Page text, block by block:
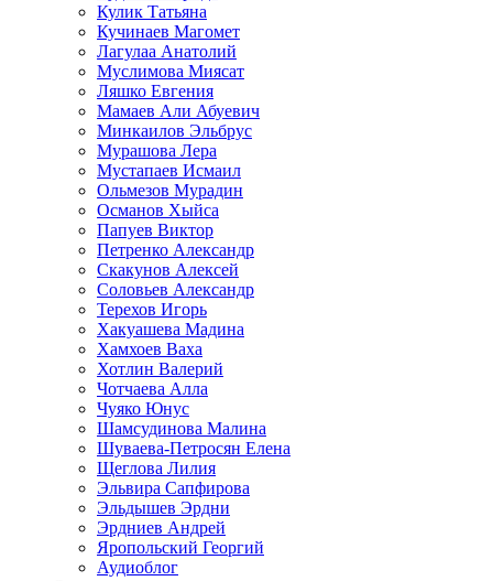
Кулик Татьяна
Кучинаев Магомет
Лагулаа Анатолий
Муслимова Миясат
Ляшко Евгения
Мамаев Али Абуевич
Минкаилов Эльбрус
Мурашова Лера
Мустапаев Исмаил
Ольмезов Мурадин
Османов Хыйса
Папуев Виктор
Петренко Александр
Скакунов Алексей
Соловьев Александр
Терехов Игорь
Хакуашева Мадина
Хамхоев Ваха
Хотлин Валерий
Чотчаева Алла
Чуяко Юнус
Шамсудинова Малина
Шуваева-Петросян Елена
Щеглова Лилия
Эльвира Сапфирова
Эльдышев Эрдни
Эрдниев Андрей
Яропольский Георгий
Аудиоблог